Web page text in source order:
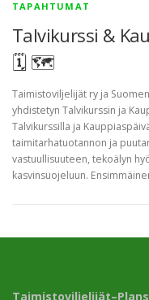
TAPAHTUMAT
Talvikurssi &
🗓 🗺
Taimistoviljelijät ry ja
yhdistetyn Talvikurssin ja
Talvikurssilla ja
taimitarhatuotannon ja
vastuullisuuteen, tekoälyn
kasvinsuojeluun.